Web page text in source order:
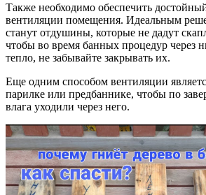
Также необходимо обеспечить
вентиляции помещения. Идеальным
станут отдушины, которые не дадут
чтобы во время банных процедур через
тепло, не забывайте закрывать их.
Еще одним способом вентиляции
парилке или предбаннике, чтобы по
влага уходили через него.